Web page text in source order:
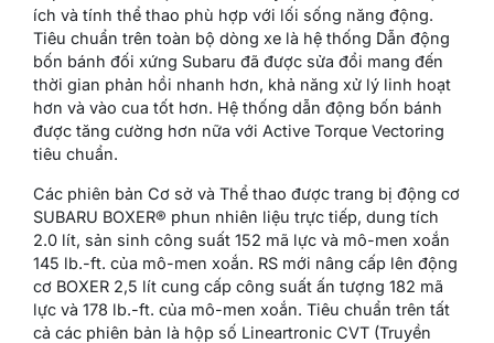
ích và tính thể thao phù hợp với lối sống năng động.
Tiêu chuẩn trên toàn bộ dòng xe là hệ thống Dẫn động
bốn bánh đối xứng Subaru đã được sửa đổi mang đến
thời gian phản hồi nhanh hơn, khả năng xử lý linh hoạt
hơn và vào cua tốt hơn. Hệ thống dẫn động bốn bánh
được tăng cường hơn nữa với Active Torque Vectoring
tiêu chuẩn.
Các phiên bản Cơ sở và Thể thao được trang bị động cơ
SUBARU BOXER® phun nhiên liệu trực tiếp, dung tích
2.0 lít, sản sinh công suất 152 mã lực và mô-men xoắn
145 lb.-ft. của mô-men xoắn. RS mới nâng cấp lên động
cơ BOXER 2,5 lít cung cấp công suất ấn tượng 182 mã
lực và 178 lb.-ft. của mô-men xoắn. Tiêu chuẩn trên tất
cả các phiên bản là hộp số Lineartronic CVT (Truyền